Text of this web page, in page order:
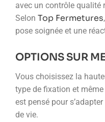
avec un contrôle qualité
Selon Top Fermetures
pose soignée et une
OPTIONS SUR
Vous choisissez la
type de fixation et
est pensé pour
de vie.